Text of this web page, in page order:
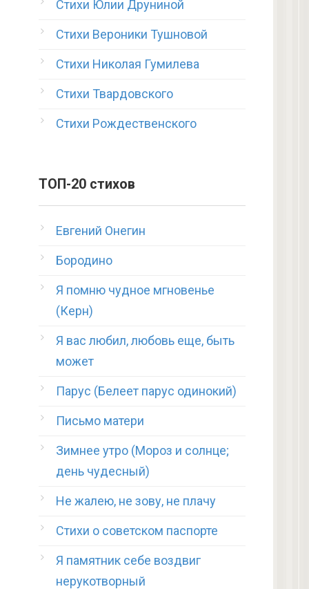
Стихи Юлии Друниной
Стихи Вероники Тушновой
Стихи Николая Гумилева
Стихи Твардовского
Стихи Рождественского
ТОП-20 стихов
Евгений Онегин
Бородино
Я помню чудное мгновенье
(Керн)
Я вас любил, любовь еще, быть
может
Парус (Белеет парус одинокий)
Письмо матери
Зимнее утро (Мороз и солнце;
день чудесный)
Не жалею, не зову, не плачу
Стихи о советском паспорте
Я памятник себе воздвиг
нерукотворный